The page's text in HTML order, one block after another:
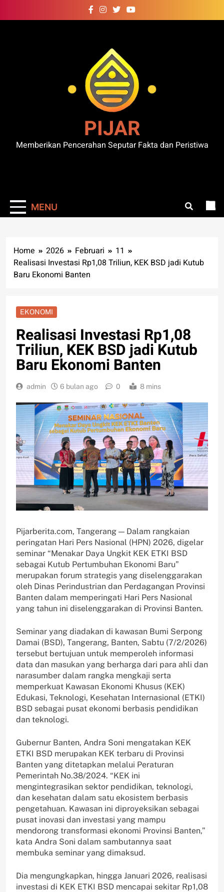
to
PIJAR
Memberikan Pencerahan Seputar Fakta dan Peristiwa
MENU
Home 2026 Februari
11
Realisasi Investasi Rp1,08 Triliun, KEK BSD jadi Kutub
Baru Ekonomi Banten
EKONOMI
Realisasi Investasi Rp1,08
Triliun, KEK BSD jadi Kutub
Baru Ekonomi Banten
admin 6 bulan ago 0 8 mins
Pijarberita.com, Tangerang — Dalam rangkaian
peringatan Hari Pers Nasional (HPN) 2026, digelar
seminar “Menakar Daya Ungkit KEK ETKI BSD
sebagai Kutub Pertumbuhan Ekonomi Baru”
merupakan forum strategis yang diselenggarakan
oleh Dinas Perindustrian dan Perdagangan Provinsi
Banten dalam memperingati Hari Pers Nasional
yang tahun ini diselenggarakan di Provinsi Banten.
Seminar yang diadakan di kawasan Bumi Serpong
Damai (BSD), Tangerang, Banten, Sabtu (7/2/2026)
tersebut bertujuan untuk memperoleh informasi
data dan masukan yang berharga dari para ahli dan
narasumber dalam rangka mengkaji serta
memperkuat Kawasan Ekonomi Khusus (KEK)
Edukasi, Teknologi, Kesehatan Internasional (ETKI)
BSD sebagai pusat ekonomi berbasis pendidikan
dan teknologi.
Gubernur Banten, Andra Soni mengatakan KEK
ETKI BSD merupakan KEK terbaru di Provinsi
Banten yang ditetapkan melalui Peraturan
Pemerintah No.38/2024. “KEK ini
mengintegrasikan sektor pendidikan, teknologi,
dan kesehatan dalam satu ekosistem berbasis
pengetahuan. Kawasan ini diproyeksikan sebagai
pusat inovasi dan investasi yang mampu
mendorong transformasi ekonomi Provinsi Banten,”
kata Andra Soni dalam sambutannya saat
membuka seminar yang dimaksud.
Dia mengungkapkan, hingga Januari 2026, realisasi
investasi di KEK ETKI BSD mencapai sekitar Rp1,08